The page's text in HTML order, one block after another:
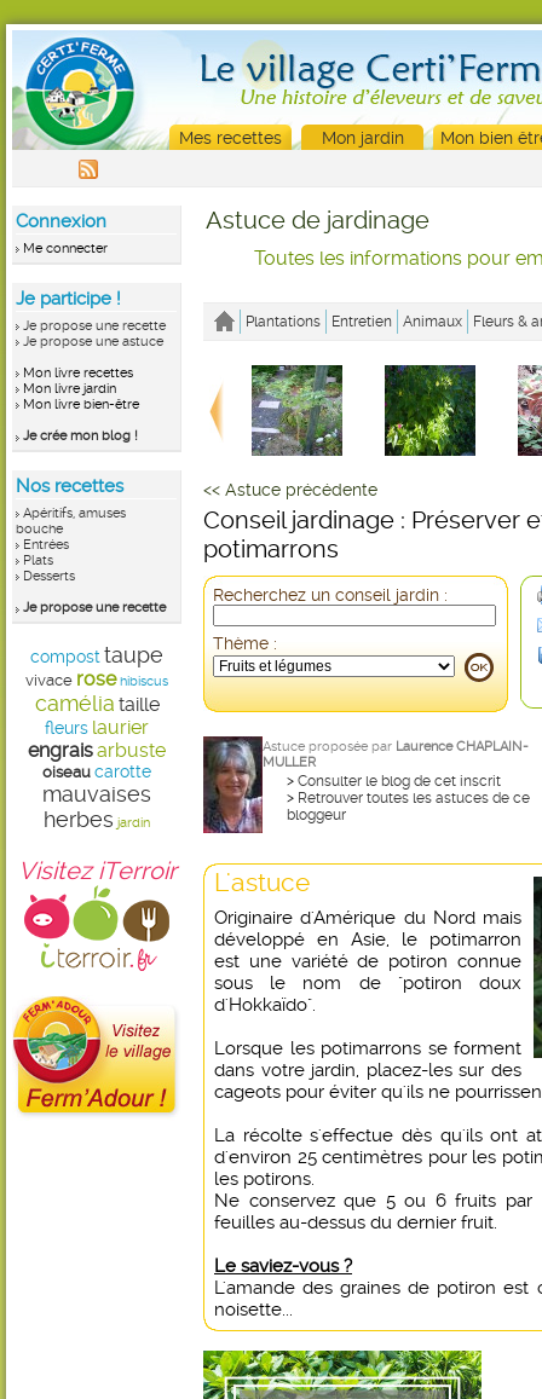
Mes recettes Mon jardin Mon bien
Connexion
Me connecter
Je participe !
Je propose une recette
Je propose une astuce
Mon livre recettes
Mon livre jardin
Mon livre bien-être
Je crée mon blog !
Nos recettes
Apéritifs, amuses
bouche
Entrées
Plats
Desserts
Je propose une recette
compost taupe
vivace rose hibiscus
camélia taille
fleurs laurier
engraisarbuste
oiseau carotte
mauvaises
herbes jardin
Visitez iTerroir
Astuce de jardinage
Toutes les informations pour
Plantations Entretien Animaux Fleurs &
<< Astuce précédente
Conseil jardinage : Préserver
potimarrons
Recherchez un conseil jardin :
Thème :
Astuce proposée par Laurence CHAPLAIN-
MULLER
> Consulter le blog de cet inscrit
> Retrouver toutes les astuces de ce
bloggeur
L'astuce
Originaire d'Amérique du Nord mais
développé en Asie, le potimarron
est une variété de potiron connue
sous le nom de "potiron doux
d'Hokkaïdo".
Lorsque les potimarrons se forment
dans votre jardin, placez-les sur des
cageots pour éviter qu'ils ne
La récolte s'effectue dès qu'ils ont
d'environ 25 centimètres pour les
les potirons.
Ne conservez que 5 ou 6 fruits
feuilles au-dessus du dernier fruit.
Le saviez-vous ?
L'amande des graines de potiron
noisette...